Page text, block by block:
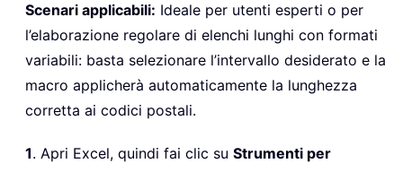
Scenari applicabili: Ideale per utenti esperti o per
l’elaborazione regolare di elenchi lunghi con formati
variabili: basta selezionare l’intervallo desiderato e la
macro applicherà automaticamente la lunghezza
corretta ai codici postali.
1. Apri Excel, quindi fai clic su Strumenti per